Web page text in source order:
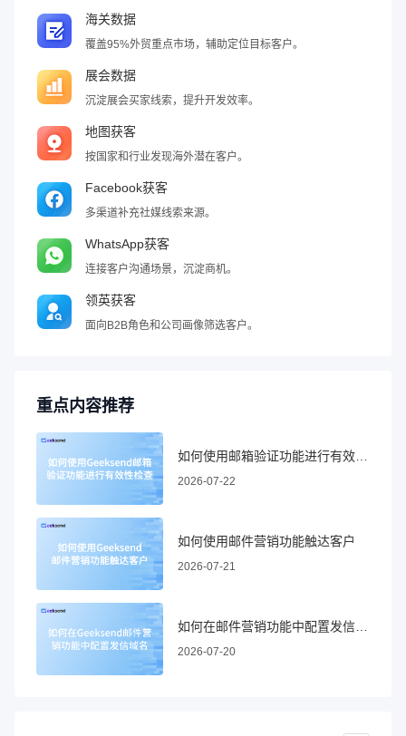
海关数据
覆盖95%外贸重点市场，辅助定位目标客户。
展会数据
沉淀展会买家线索，提升开发效率。
地图获客
按国家和行业发现海外潜在客户。
Facebook获客
多渠道补充社媒线索来源。
WhatsApp获客
连接客户沟通场景，沉淀商机。
领英获客
面向B2B角色和公司画像筛选客户。
重点内容推荐
2026-07-22
如何使用邮件营销功能触达客户
2026-07-21
2026-07-20